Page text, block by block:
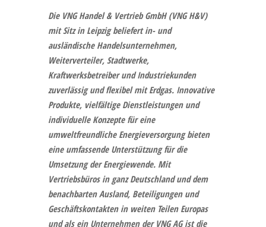
Die VNG Handel & Vertrieb GmbH (VNG H&V)
mit Sitz in Leipzig beliefert in- und
ausländische Handelsunternehmen,
Weiterverteiler, Stadtwerke,
Kraftwerksbetreiber und Industriekunden
zuverlässig und flexibel mit Erdgas. Innovative
Produkte, vielfältige Dienstleistungen und
individuelle Konzepte für eine
umweltfreundliche Energieversorgung bieten
eine umfassende Unterstützung für die
Umsetzung der Energiewende. Mit
Vertriebsbüros in ganz Deutschland und dem
benachbarten Ausland, Beteiligungen und
Geschäftskontakten in weiten Teilen Europas
und als ein Unternehmen der VNG AG ist die